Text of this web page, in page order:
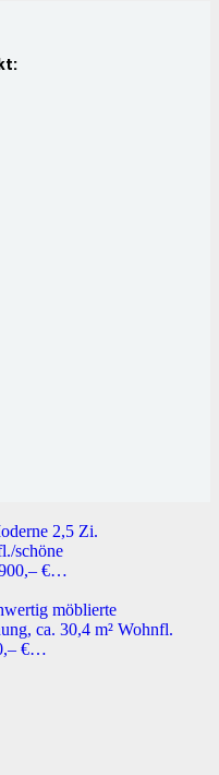
2,5 Zi.
schöne
€…
möblierte
ca. 30,4 m² Wohnfl.
€…